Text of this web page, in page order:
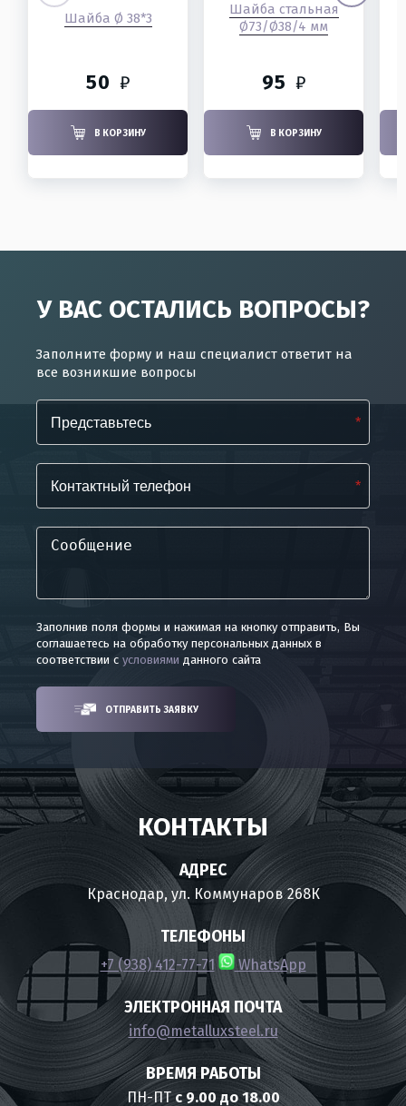
Шайба Ø 38*3
50 ₽
В КОРЗИНУ
Шайба стальная
Ø73/Ø38/4 мм
95 ₽
В КОРЗИНУ
У ВАС ОСТАЛИСЬ ВОПРОСЫ?
Заполните форму и наш специалист ответит на
все возникшие вопросы
*
*
Заполнив поля формы и нажимая на кнопку отправить, Вы
соглашаетесь на обработку персональных данных в
соответствии с условиями данного сайта
ОТПРАВИТЬ ЗАЯВКУ
КОНТАКТЫ
АДРЕС
Краснодар, ул. Коммунаров 268К
ТЕЛЕФОНЫ
+7 (938) 412-77-71 WhatsApp
ЭЛЕКТРОННАЯ ПОЧТА
info@metalluxsteel.ru
ВРЕМЯ РАБОТЫ
ПН-ПТс 9.00 до 18.00